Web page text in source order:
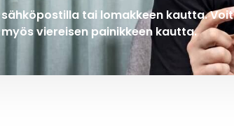
tai lomakkeen kautta. Voit
viereisen painikkeen kautta.